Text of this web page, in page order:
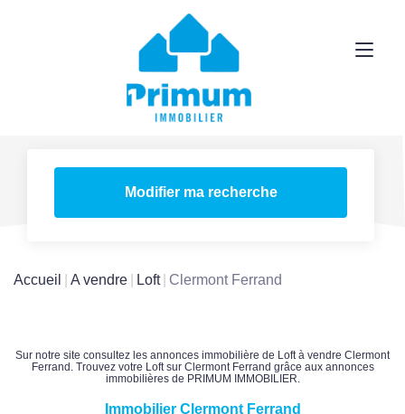
Modifier ma recherche
Accueil A vendre Loft Clermont Ferrand
Sur notre site consultez les annonces immobilière de Loft à vendre Clermont
Ferrand. Trouvez votre Loft sur Clermont Ferrand grâce aux annonces
immobilières de PRIMUM IMMOBILIER.
Immobilier Clermont Ferrand